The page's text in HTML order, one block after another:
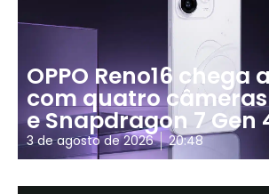
OPPO Reno16 chega
com quatro câmeras
e Snapdragon 7 Gen
3 de agosto de 2026 20:48